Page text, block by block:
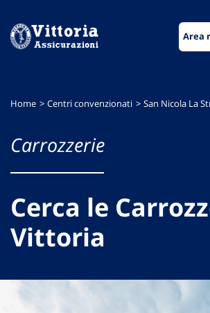
menu
contenuto
footer
Area
Home Centri convenzionati San Nicola La
Carrozzerie
Cerca le
Vittoria